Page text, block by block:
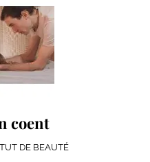
coent
DE BEAUTÉ